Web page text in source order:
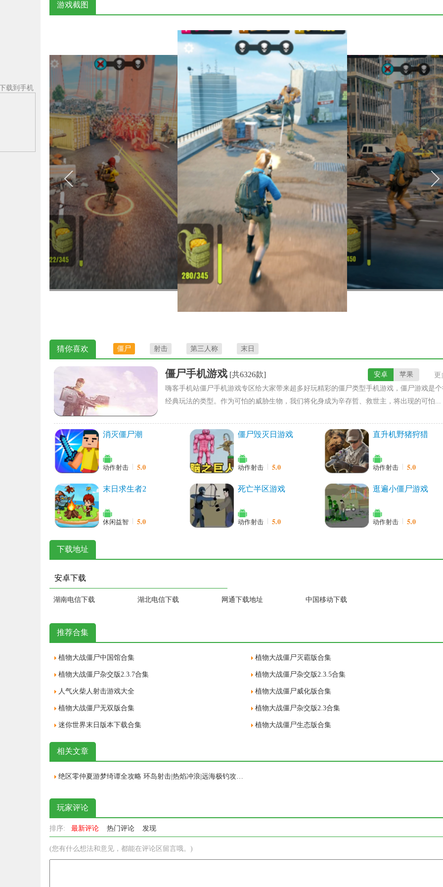
载到手机
游戏截图
猜你喜欢 僵尸 射击 第三人称 末日
僵尸手机游戏 [共6326款] 更
苹果
安卓
嗨客手机站僵尸手机游戏专区给大家带来超多好玩精彩的僵尸类型手机游戏，僵尸游戏是
经典玩法的类型。作为可怕的威胁生物，我们将化身成为辛存哲、救世主，将出现的可怕...
消灭僵尸潮
动作射击 5.0
僵尸毁灭日游戏
动作射击 5.0
直升机野猪狩猎
动作射击 5.0
末日求生者2
休闲益智 5.0
死亡半区游戏
动作射击 5.0
逛遍小僵尸游戏
动作射击 5.0
下载地址
安卓下载
湖南电信下载 湖北电信下载 网通下载地址 中国移动下载
推荐合集
植物大战僵尸中国馆合集 植物大战僵尸灭霸版合集
植物大战僵尸杂交版2.3.7合集 植物大战僵尸杂交版2.3.5合集
人气火柴人射击游戏大全 植物大战僵尸威化版合集
植物大战僵尸无双版合集 植物大战僵尸杂交版2.3合集
迷你世界末日版本下载合集 植物大战僵尸生态版合集
相关文章
绝区零仲夏游梦绮谭全攻略 环岛射击|热焰冲浪|远海极钓攻略合集
玩家评论
排序: 最新评论 热门评论 发现
(您有什么想法和意见，都能在评论区留言哦。)